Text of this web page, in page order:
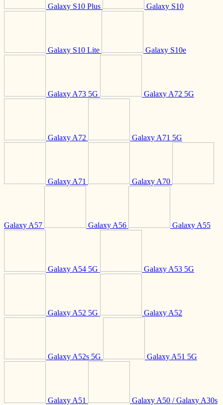
Galaxy S10 Plus Galaxy S10
Galaxy S10 Lite Galaxy S10e
Galaxy A73 5G Galaxy A72 5G
Galaxy A72 Galaxy A71 5G
Galaxy A71 Galaxy A70
Galaxy A57 Galaxy A56 Galaxy A55
Galaxy A54 5G Galaxy A53 5G
Galaxy A52 5G Galaxy A52
Galaxy A52s 5G Galaxy A51 5G
Galaxy A51 Galaxy A50 / Galaxy A30s